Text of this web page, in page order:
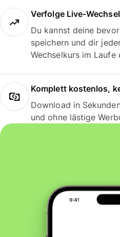
Verfolge Live-
Du kannst deine
speichern und dir
Wechselkurs im
Komplett kostenlos,
Download in
und ohne lästige